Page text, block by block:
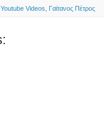
Youtube Videos Γαϊτανος Πέτρος